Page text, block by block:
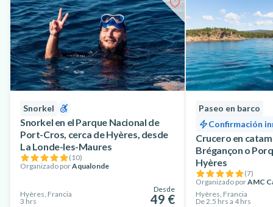
Snorkel
Snorkel en el Parque Nacional de
Port-Cros, cerca de Hyères, desde
La Londe-les-Maures
(10)
Organizado porAqualonde
Hyères, Francia
3 hrs
Desde
49 €
Paseo en barco
Confirmación
Crucero en
Brégançon o
Hyères
(7)
Organizado porAMC
Hyères, Francia
De 2.5 hrs a 4 hrs